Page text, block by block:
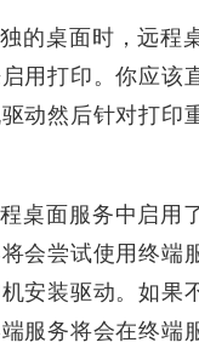
的桌面时，远程
用打印。你应该
动然后针对打印
桌面服务中启用
会尝试使用终端
安装驱动。如果
服务将会在终端